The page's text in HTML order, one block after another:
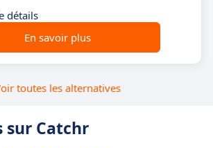
détails
En savoir plus
toutes les alternatives
sur Catchr